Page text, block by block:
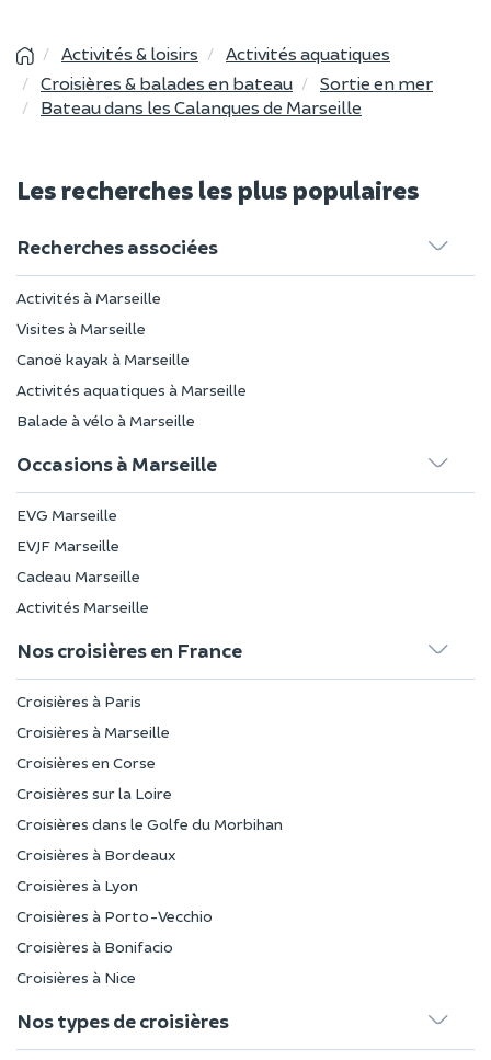
Activités & loisirs
Activités aquatiques
Croisières & balades en bateau
Sortie en mer
Bateau dans les Calanques de Marseille
Les recherches les plus populaires
Recherches associées
Activités à Marseille
Visites à Marseille
Canoë kayak à Marseille
Activités aquatiques à Marseille
Balade à vélo à Marseille
Occasions à Marseille
EVG Marseille
EVJF Marseille
Cadeau Marseille
Activités Marseille
Nos croisières en France
Croisières à Paris
Croisières à Marseille
Croisières en Corse
Croisières sur la Loire
Croisières dans le Golfe du Morbihan
Croisières à Bordeaux
Croisières à Lyon
Croisières à Porto-Vecchio
Croisières à Bonifacio
Croisières à Nice
Nos types de croisières